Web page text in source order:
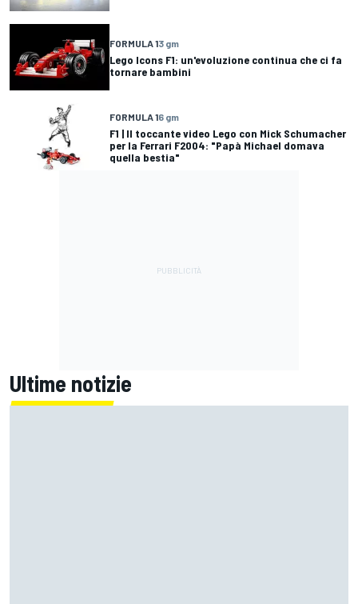
FORMULA 13 gm
Lego Icons F1: un'evoluzione continua che ci fa
tornare bambini
FORMULA 16 gm
F1 | Il toccante video Lego con Mick Schumacher
per la Ferrari F2004: "Papà Michael domava
quella bestia"
Ultime notizie